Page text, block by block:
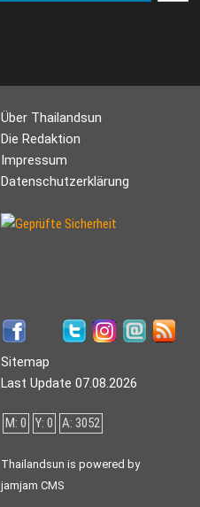
Über Thailandsun
Die Redaktion
Impressum
Datenschutzerklärung
Sitemap
Last Update 07.08.2026
M: 0 Y: 0 A: 3052
Thailandsun is powered by
jamjam CMS